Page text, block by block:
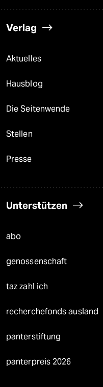
Verlag
Aktuelles
Hausblog
Die Seitenwende
Stellen
Presse
Unterstützen
abo
genossenschaft
taz zahl ich
recherchefonds ausland
panterstiftung
panterpreis 2026